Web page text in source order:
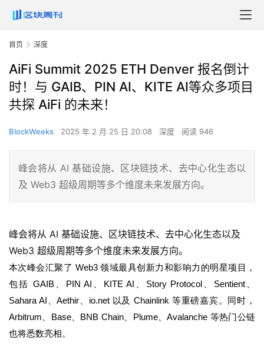
首页 深度
AiFi Summit 2025 ETH Denver 报名倒计
时！与 GAIB、PIN AI、KITE AI等众多项目
共探 AiFi 的未来！
BlockWeeks 2025 年 2 月 25 日 20:08 深度 阅读 946
峰会将从 AI 基础设施、区块链技术、去中心化生态以
及 Web3 超级周期等多个维度未来发展方向。
峰会将从 AI 基础设施、区块链技术、去中心化生态以及
Web3 超级周期等多个维度未来发展方向。
本次峰会汇聚了 Web3 领域最具创新力和影响力的明星项目，
包括 GAIB、PIN AI、KITE AI、Story Protocol、Sentient、
Sahara AI、Aethir、io.net 以及 Chainlink 等重磅嘉宾。同时，
Arbitrum、Base、BNB Chain、Plume、Avalanche 等热门公链
也将悉数亮相。